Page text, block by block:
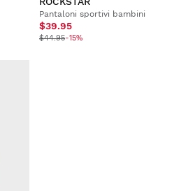
Pantaloni sportivi bambini
$39.95
$44.95-15%